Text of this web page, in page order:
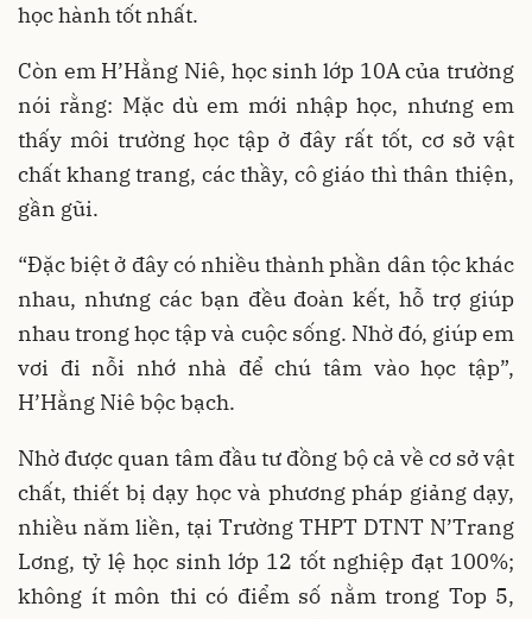
học hành tốt nhất.
Còn em H’Hằng Niê, học sinh lớp 10A của trường
nói rằng: Mặc dù em mới nhập học, nhưng em
thấy môi trường học tập ở đây rất tốt, cơ sở vật
chất khang trang, các thầy, cô giáo thì thân thiện,
gần gũi.
“Đặc biệt ở đây có nhiều thành phần dân tộc khác
nhau, nhưng các bạn đều đoàn kết, hỗ trợ giúp
nhau trong học tập và cuộc sống. Nhờ đó, giúp em
vơi đi nỗi nhớ nhà để chú tâm vào học tập”,
H’Hằng Niê bộc bạch.
Nhờ được quan tâm đầu tư đồng bộ cả về cơ sở vật
chất, thiết bị dạy học và phương pháp giảng dạy,
nhiều năm liền, tại Trường THPT DTNT N’Trang
Lơng, tỷ lệ học sinh lớp 12 tốt nghiệp đạt 100%;
không ít môn thi có điểm số nằm trong Top 5,